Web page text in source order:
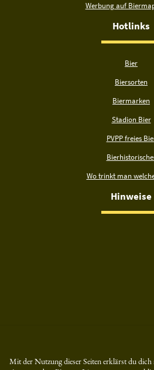
Werbung auf
Hotlinks
Bier
Biersorten
Biermarken
Stadion Bier
PVPP freies
Wo trinkt man
Hinweise
Mit der Nutzung dieser Seiten erklärst du